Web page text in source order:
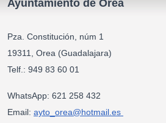
Ayuntamiento de Orea
Pza. Constitución, núm 1
19311, Orea (Guadalajara)
Telf.: 949 83
WhatsApp: 621 258 432
Email: ayto_orea@hotmail.es